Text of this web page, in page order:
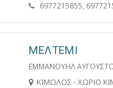
6977215855,
ΜΕΛΤΕΜΙ
ΕΜΜΑΝΟΥΗΛ
ΚΙΜΩΛΟΣ - ΧΩΡΙΟ